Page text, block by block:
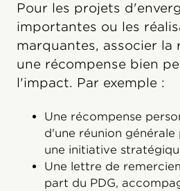
Pour les projets
importantes ou les
marquantes, associer la
une récompense bien
l'impact. Par exemple :
Une récompense
d'une réunion
une initiative
Une lettre de
part du PDG,